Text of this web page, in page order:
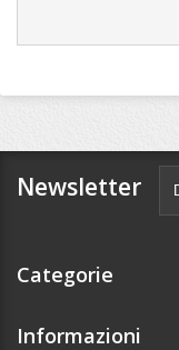
Newsletter
Categorie
Informazioni